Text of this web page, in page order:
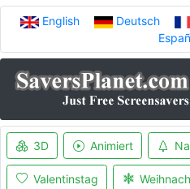
English Deutsch
3D Animiert
Valentinstag